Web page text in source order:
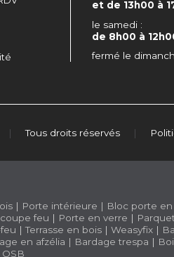
et de 13h00 à
le samedi :
de 8h00 à
fermé le
| Tous droits réservés |
| Porte intérieure | Bloc porte
feu | Porte en verre |
|Terrasse en bois | Weasyfix |
en afzélia | Bardage trespa |